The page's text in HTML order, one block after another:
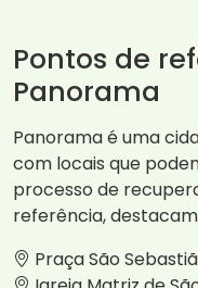
Pontos de
Panorama
Panorama é uma
com locais que
processo de
referência,
Praça São